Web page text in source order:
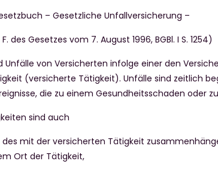
– Gesetzliche Unfallversicherung –
des Gesetzes vom 7. August 1996, BGBl. I S. 1254)
Unfälle von Versicherten infolge einer den
(versicherte Tätigkeit). Unfälle sind zeitlich
die zu einem Gesundheitsschaden oder
sind auch
des mit der versicherten Tätigkeit
Ort der Tätigkeit,